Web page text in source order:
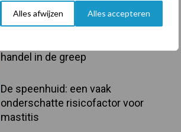
Alles afwijzen Alles accepteren
Grondstoffenmarkt blijft grillig:
handel in de greep
De speenhuid: een vaak
onderschatte risicofactor voor
mastitis